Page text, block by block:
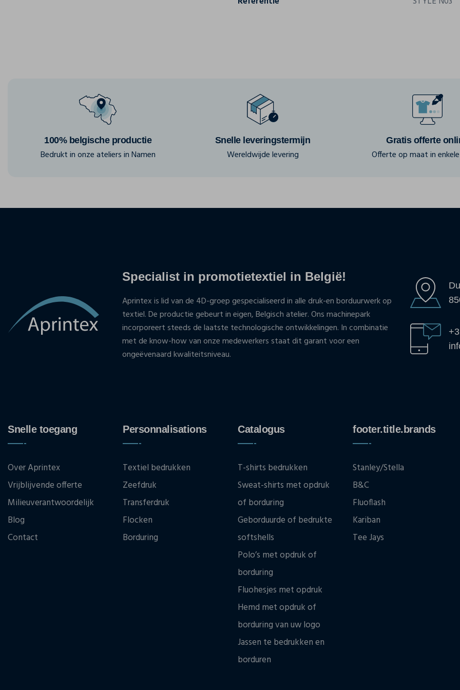
100% belgische productie
Bedrukt in onze ateliers in Namen
Snelle leveringstermijn
Wereldwijde levering
Gratis offerte
Offerte op maat in
Specialist in promotietextiel in België!
Aprintex is lid van de 4D-groep gespecialiseerd in alle druk-en borduurwerk op
textiel. De productie gebeurt in eigen, Belgisch atelier. Ons machinepark
incorporeert steeds de laatste technologische ontwikkelingen. In combinatie
met de know-how van onze medewerkers staat dit garant voor een
ongeëvenaard kwaliteitsniveau.
Snelle toegang
Over Aprintex
Vrijblijvende offerte
Milieuverantwoordelijk
Blog
Contact
Personnalisations
Textiel bedrukken
Zeefdruk
Transferdruk
Flocken
Borduring
Catalogus
T-shirts bedrukken
Sweat-shirts met opdruk
of borduring
Geborduurde of bedrukte
softshells
Polo’s met opdruk of
borduring
Fluohesjes met opdruk
Hemd met opdruk of
borduring van uw logo
Jassen te bedrukken en
borduren
footer.title.brands
Stanley/Stella
B&C
Fluoflash
Kariban
Tee Jays